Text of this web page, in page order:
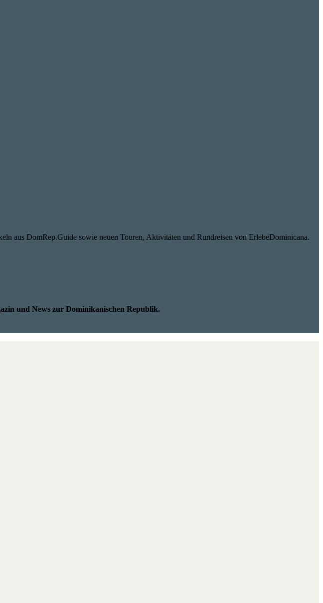
aus DomRep.Guide sowie neuen Touren, Aktivitäten und Rundreisen von ErlebeDominicana.
und News zur Dominikanischen Republik.